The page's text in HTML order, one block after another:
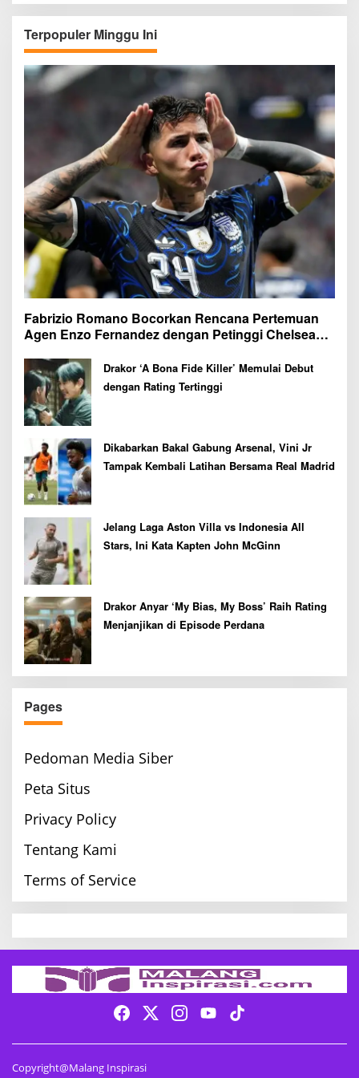
Terpopuler Minggu Ini
Fabrizio Romano Bocorkan Rencana Pertemuan
Agen Enzo Fernandez dengan Petinggi Chelsea
Drakor ‘A Bona Fide Killer’ Memulai Debut
dengan Rating Tertinggi
Dikabarkan Bakal Gabung Arsenal, Vini Jr
Tampak Kembali Latihan Bersama Real Madrid
Jelang Laga Aston Villa vs Indonesia All
Stars, Ini Kata Kapten John McGinn
Drakor Anyar ‘My Bias, My Boss’ Raih Rating
Menjanjikan di Episode Perdana
Pages
Pedoman Media Siber
Peta Situs
Privacy Policy
Tentang Kami
Terms of Service
Copyright@Malang Inspirasi